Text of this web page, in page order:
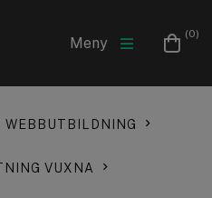
Meny
(0)
WEBBUTBILDNING
VUXNA